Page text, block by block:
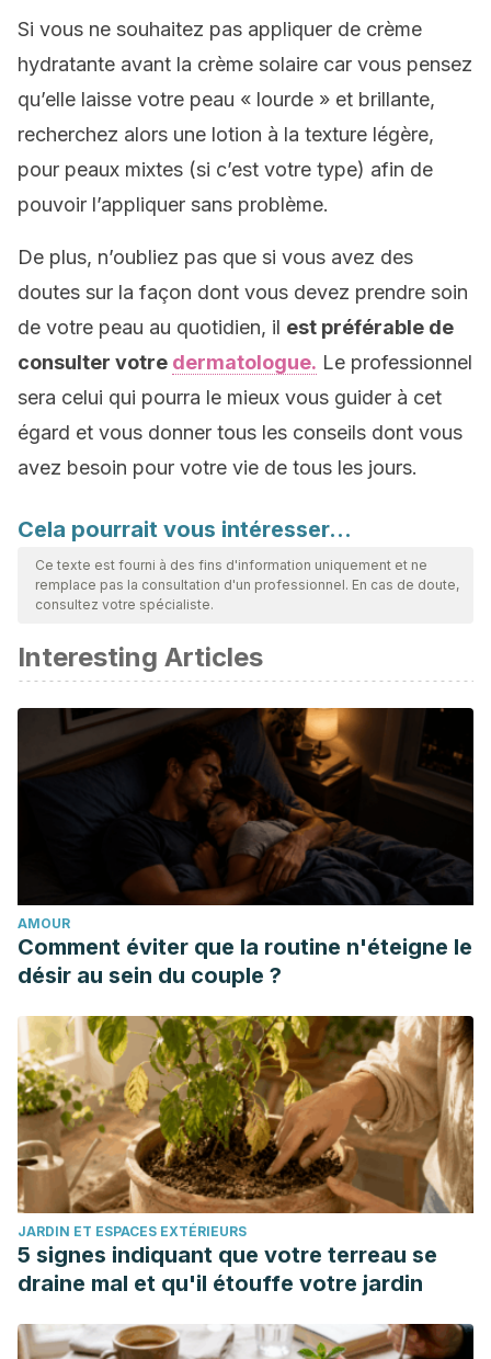
Si vous ne souhaitez pas appliquer de crème
hydratante avant la crème solaire car vous pensez
qu’elle laisse votre peau « lourde » et brillante,
recherchez alors une lotion à la texture légère,
pour peaux mixtes (si c’est votre type) afin de
pouvoir l’appliquer sans problème.
De plus, n’oubliez pas que si vous avez des
doutes sur la façon dont vous devez prendre soin
de votre peau au quotidien, il est préférable de
consulter votre dermatologue. Le professionnel
sera celui qui pourra le mieux vous guider à cet
égard et vous donner tous les conseils dont vous
avez besoin pour votre vie de tous les jours.
Cela pourrait vous intéresser…
Ce texte est fourni à des fins d'information uniquement et ne
remplace pas la consultation d'un professionnel. En cas de doute,
consultez votre spécialiste.
Interesting Articles
AMOUR
Comment éviter que la routine n'éteigne le
désir au sein du couple ?
JARDIN ET ESPACES EXTÉRIEURS
5 signes indiquant que votre terreau se
draine mal et qu'il étouffe votre jardin